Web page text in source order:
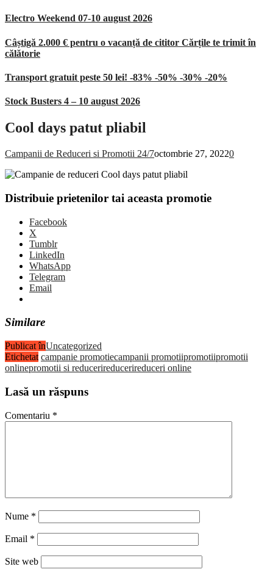
Electro Weekend 07-10 august 2026
Câștigă 2.000 € pentru o vacanță de cititor Cărțile te trimit în
călătorie
Transport gratuit peste 50 lei! -83% -50% -30% -20%
Stock Busters 4 – 10 august 2026
Cool days patut pliabil
Campanii de Reduceri si Promotii 24/7octombrie 27, 20220
Distribuie prietenilor tai aceasta promotie
Facebook
X
Tumblr
LinkedIn
WhatsApp
Telegram
Email
Similare
Publicat înUncategorized
Etichetat campanie promotiecampanii promotiipromotiipromotii
onlinepromotii si reducerireducerireduceri online
Lasă un răspuns
Comentariu *
Nume *
Email *
Site web